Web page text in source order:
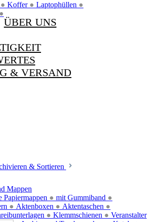
● Koffer ● Laptophüllen ●
●
ÜBER UNS
& VERSAND
& Sortieren
Mappen
Papiermappen ● mit Gummiband ●
● Aktenboxen ● Aktentaschen ●
● Klemmschienen ● Veranstalter